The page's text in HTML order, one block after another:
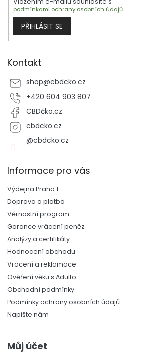
v
k
ý
podmínkami ochrany osobních údajů
PŘIHLÁSIT SE
Kontakt
shop@cbdcko.cz
+420 604 903 807
CBDčko.cz
cbdcko.cz
@cbdcko.cz
Informace pro vás
Výdejna Praha 1
Doprava a platba
Věrnostní program
Garance vrácení peněz
Analýzy a certifikáty
Hodnocení obchodu
Vrácení a reklamace
Ověření věku s Adulto
Obchodní podmínky
Podmínky ochrany osobních údajů
Napište nám
Můj účet